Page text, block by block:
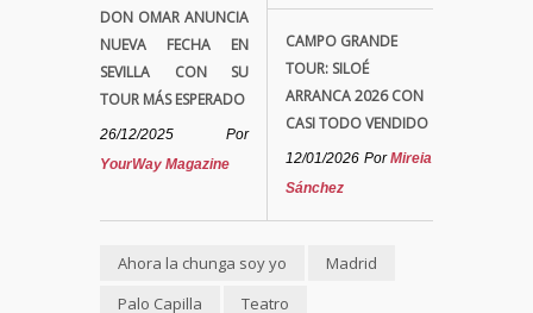
DON OMAR ANUNCIA
NUEVA FECHA EN
SEVILLA CON SU
TOUR MÁS ESPERADO
26/12/2025
Por
YourWay Magazine
CAMPO GRANDE
TOUR: SILOÉ
ARRANCA 2026 CON
CASI TODO VENDIDO
12/01/2026 PorMireia
Sánchez
Ahora la chunga soy yo
Madrid
Palo Capilla
Teatro